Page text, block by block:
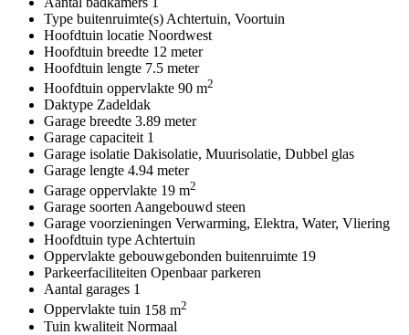
Type buitenruimte(s) Achtertuin, Voortuin
Hoofdtuin locatie Noordwest
Hoofdtuin breedte 12 meter
Hoofdtuin lengte 7.5 meter
Hoofdtuin oppervlakte 90 m2
Daktype Zadeldak
Garage breedte 3.89 meter
Garage capaciteit 1
Garage isolatie Dakisolatie, Muurisolatie, Dubbel glas
Garage lengte 4.94 meter
Garage oppervlakte 19 m2
Garage soorten Aangebouwd steen
Garage voorzieningen Verwarming, Elektra, Water, Vliering
Hoofdtuin type Achtertuin
Oppervlakte gebouwgebonden buitenruimte 19
Parkeerfaciliteiten Openbaar parkeren
Aantal garages 1
Oppervlakte tuin 158 m2
Tuin kwaliteit Normaal